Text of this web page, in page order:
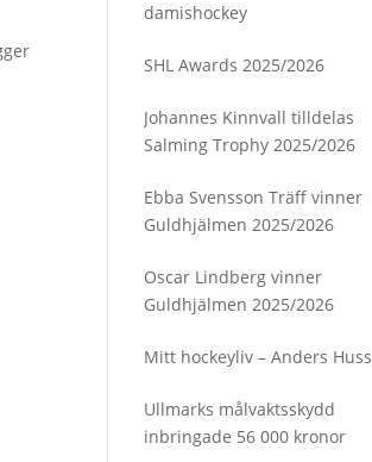
damishockey
SHL Awards 2025/2026
Johannes Kinnvall tilldelas
Salming Trophy 2025/2026
Ebba Svensson Träff vinner
Guldhjälmen 2025/2026
Oscar Lindberg vinner
Guldhjälmen 2025/2026
Mitt hockeyliv – Anders Huss
Ullmarks målvaktsskydd
inbringade 56 000 kronor